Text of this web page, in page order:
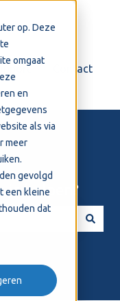
op. Deze
omgaat
en
als via
meer
gevolgd
een kleine
dat
Contact
je helpen?